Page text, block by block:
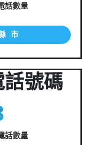
話數量
市
號碼
話數量